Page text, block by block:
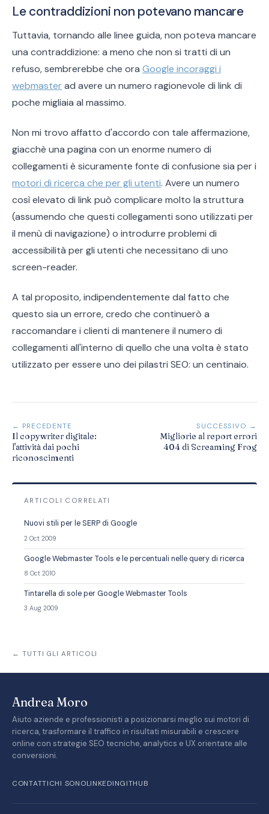
Le contraddizioni non potevano mancare
Tuttavia, tornando alle linee guida, non poteva mancare
una contraddizione: a meno che non si tratti di un
refuso, sembrerebbe che ora Google incoraggi i
webmasterad avere un numero ragionevole di link di
poche migliaia al massimo.
Non mi trovo affatto d'accordo con tale affermazione,
giacchè una pagina con un enorme numero di
collegamenti è sicuramente fonte di confusione sia per i
motori di ricerca che per gli utenti. Avere un numero
così elevato di link può complicare molto la struttura
(assumendo che questi collegamenti sono utilizzati per
il menù di navigazione) o introdurre problemi di
accessibilità per gli utenti che necessitano di uno
screen-reader.
A tal proposito, indipendentemente dal fatto che
questo sia un errore, credo che continuerò a
raccomandare i clienti di mantenere il numero di
collegamenti all'interno di quello che una volta è stato
utilizzato per essere uno dei pilastri SEO: un centinaio.
← PRECEDENTE
Il copywriter digitale:
l'attività dai pochi
riconoscimenti
SUCCESSIVO →
Migliorie al report errori
404 di Screaming Frog
ARTICOLI CORRELATI
Nuovi stili per le SERP di Google
2 Oct 2009
Google Webmaster Tools e le percentuali nelle query di ricerca
8 Oct 2010
Tintarella di sole per Google Webmaster Tools
3 Aug 2009
← TUTTI GLI ARTICOLI
Andrea Moro
Aiuto aziende e professionisti a posizionarsi meglio sui motori di
ricerca, trasformare il traffico in risultati misurabili e crescere
online con strategie SEO tecniche, analytics e UX orientate alle
conversioni.
CONTATTICHI SONOLINKEDINGITHUB